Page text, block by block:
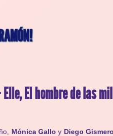
El hombre de las
Mónica Gallo y Diego Gismero